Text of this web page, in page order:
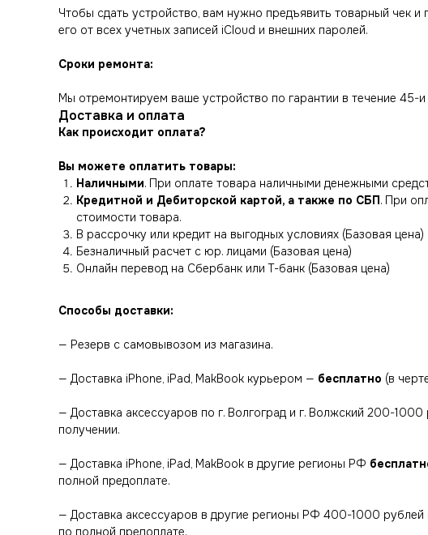
Чтобы сдать устройство, вам нужно предъявить товарный чек
его от всех учетных записей iCloud и внешних паролей.
Сроки ремонта:
Мы отремонтируем ваше устройство по гарантии в течение 45-
Доставка и оплата
Как происходит оплата?
Вы можете оплатить товары:
Наличными. При оплате товара наличными денежными
Кредитной и Дебиторской картой, а также по СБП. При
стоимости товара.
В рассрочку или кредит на выгодных условиях (Базовая цена)
Безналичный расчет с юр. лицами (Базовая цена)
Онлайн перевод на Сбербанк или Т-банк (Базовая цена)
Способы доставки:
— Резерв с самовывозом из магазина.
— Доставка iPhone, iPad, MakBook курьером — бесплатно (в
— Доставка аксессуаров по г. Волгоград и г. Волжский 200-
получении.
— Доставка iPhone, iPad, MakBook в другие регионы РФ
полной предоплате.
— Доставка аксессуаров в другие регионы РФ 400-1000
по полной предоплате.